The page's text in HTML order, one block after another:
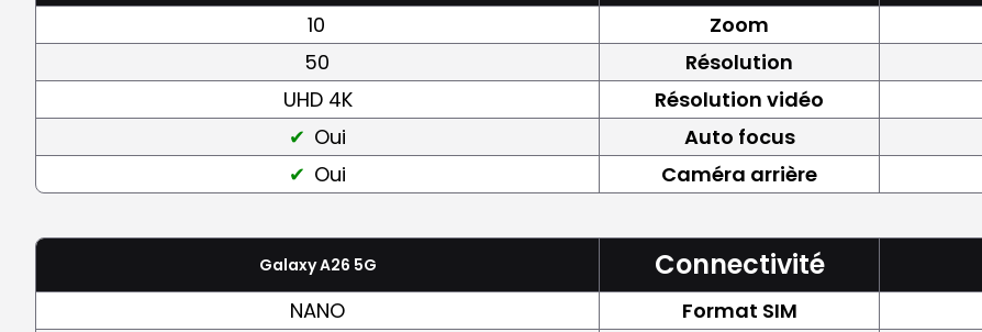
10 Zoom
50
Résolution
UHD 4K
Résolution vidéo
Oui
Auto focus
Oui
Caméra arrière
Galaxy A26 5G Connectivité
NANO Format SIM